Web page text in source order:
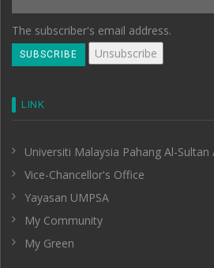
The subscriber's email address.
LINK
Universiti Malaysia Pahang Al-Sultan
Vice-Chancellor's Office
Yayasan UMPSA
My Community
My Green